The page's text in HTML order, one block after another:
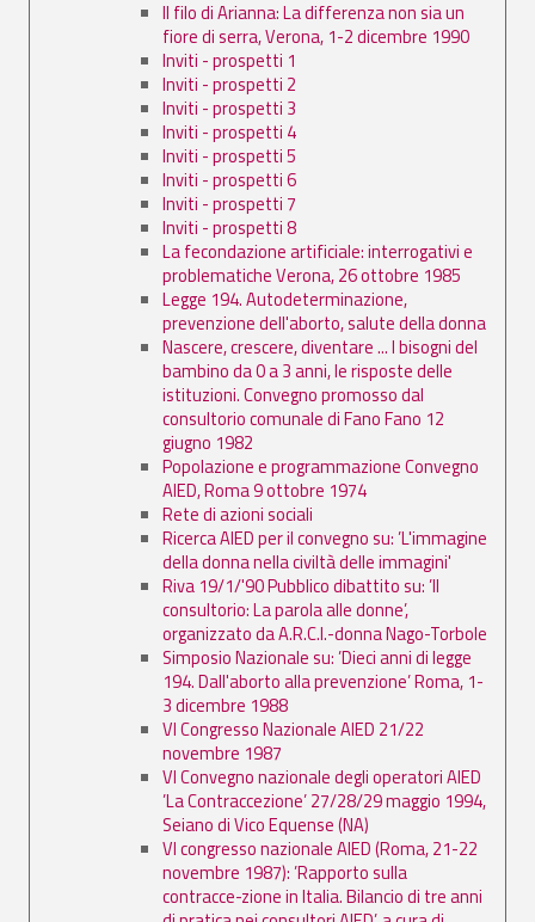
Il filo di Arianna: La differenza non sia un
fiore di serra, Verona, 1-2 dicembre 1990
Inviti - prospetti 1
Inviti - prospetti 2
Inviti - prospetti 3
Inviti - prospetti 4
Inviti - prospetti 5
Inviti - prospetti 6
Inviti - prospetti 7
Inviti - prospetti 8
La fecondazione artificiale: interrogativi e
problematiche Verona, 26 ottobre 1985
Legge 194. Autodeterminazione,
prevenzione dell'aborto, salute della donna
Nascere, crescere, diventare ... I bisogni del
bambino da 0 a 3 anni, le risposte delle
istituzioni. Convegno promosso dal
consultorio comunale di Fano Fano 12
giugno 1982
Popolazione e programmazione Convegno
AIED, Roma 9 ottobre 1974
Rete di azioni sociali
Ricerca AIED per il convegno su: ’L'immagine
della donna nella civiltà delle immagini'
Riva 19/1/'90 Pubblico dibattito su: ’Il
consultorio: La parola alle donne’,
organizzato da A.R.C.I.-donna Nago-Torbole
Simposio Nazionale su: ’Dieci anni di legge
194. Dall'aborto alla prevenzione’ Roma, 1-
3 dicembre 1988
VI Congresso Nazionale AIED 21/22
novembre 1987
VI Convegno nazionale degli operatori AIED
’La Contraccezione’ 27/28/29 maggio 1994,
Seiano di Vico Equense (NA)
VI congresso nazionale AIED (Roma, 21-22
novembre 1987): ’Rapporto sulla
contracce-zione in Italia. Bilancio di tre anni